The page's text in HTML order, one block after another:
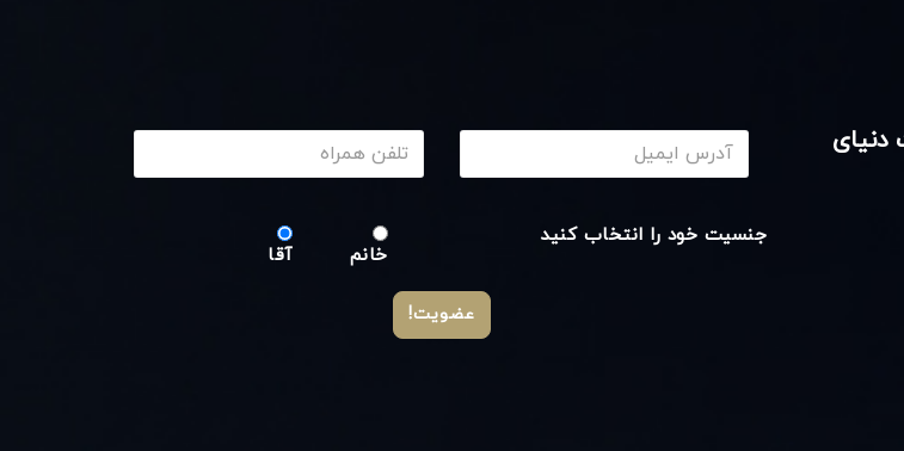
دنیای
جنسیت خود را انتخاب کنید
خانم
آقا
عضویت!